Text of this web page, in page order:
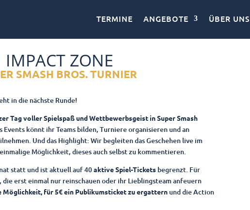
TERMINE ANGEBOTE ÜBER UNS
IMPACT ZONE
SMASH BROS. TURNIER
in die nächste Runde!
Tag voller Spielspaß und Wettbewerbsgeist in Super Smash
Events könnt ihr Teams bilden, Turniere organisieren und an
Und das Highlight: Wir begleiten das Geschehen live im
Möglichkeit, dieses auch selbst zu kommentieren.
statt und ist aktuell auf 40aktive Spiel-Tickets begrenzt. Für
die erst einmal nur reinschauen oder ihr Lieblingsteam anfeuern
Möglichkeit, für 5€ ein Publikumsticket zu ergattern und die Action